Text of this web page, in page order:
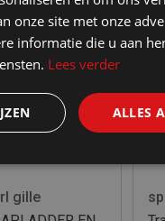
onze site met onze
informatie die u aan
Lees verder
ALLES